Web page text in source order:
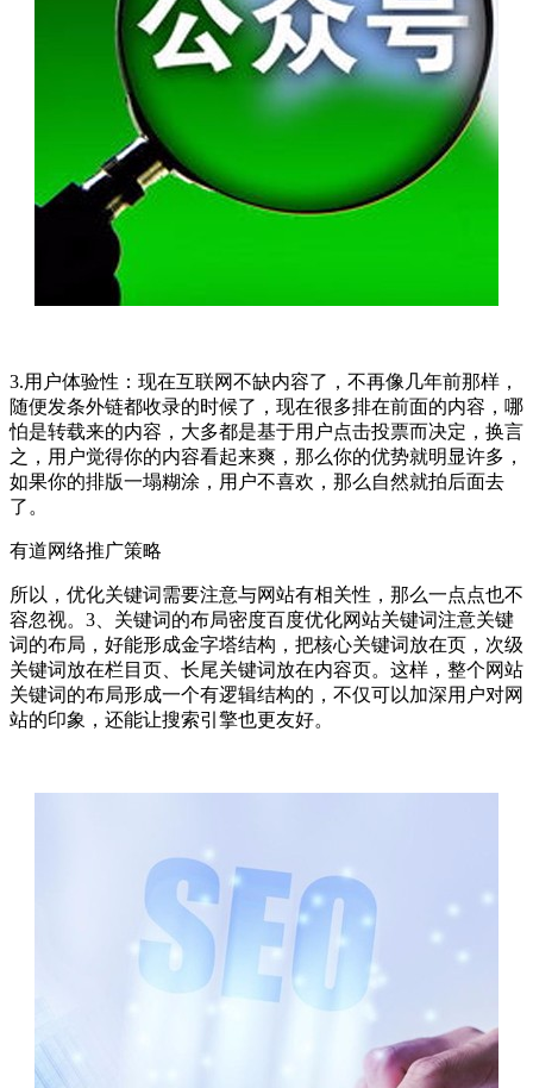
3.用户体验性：现在互联网不缺内容了，不再像几年前那样，
随便发条外链都收录的时候了，现在很多排在前面的内容，哪
怕是转载来的内容，大多都是基于用户点击投票而决定，换言
之，用户觉得你的内容看起来爽，那么你的优势就明显许多，
如果你的排版一塌糊涂，用户不喜欢，那么自然就拍后面去
了。
有道网络推广策略
所以，优化关键词需要注意与网站有相关性，那么一点点也不
容忽视。3、关键词的布局密度百度优化网站关键词注意关键
词的布局，好能形成金字塔结构，把核心关键词放在页，次级
关键词放在栏目页、长尾关键词放在内容页。这样，整个网站
关键词的布局形成一个有逻辑结构的，不仅可以加深用户对网
站的印象，还能让搜索引擎也更友好。